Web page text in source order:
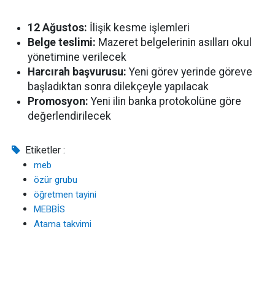
12 Ağustos: İlişik kesme işlemleri
Belge teslimi: Mazeret belgelerinin asılları okul
yönetimine verilecek
Harcırah başvurusu: Yeni görev yerinde göreve
başladıktan sonra dilekçeyle yapılacak
Promosyon: Yeni ilin banka protokolüne göre
değerlendirilecek
Etiketler :
meb
özür grubu
öğretmen tayini
MEBBİS
Atama takvimi